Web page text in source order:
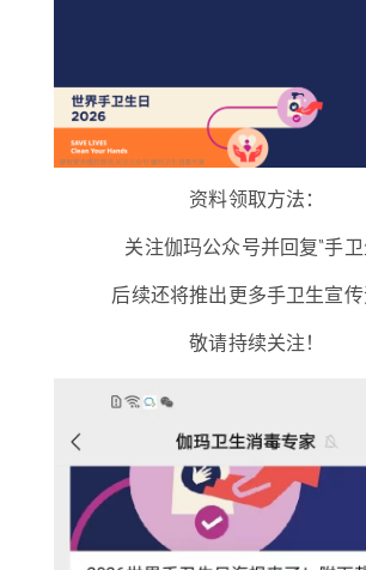
资料领取方法：
关注伽玛公众号并回复“手卫
后续还将推出更多手卫生宣
敬请持续关注！